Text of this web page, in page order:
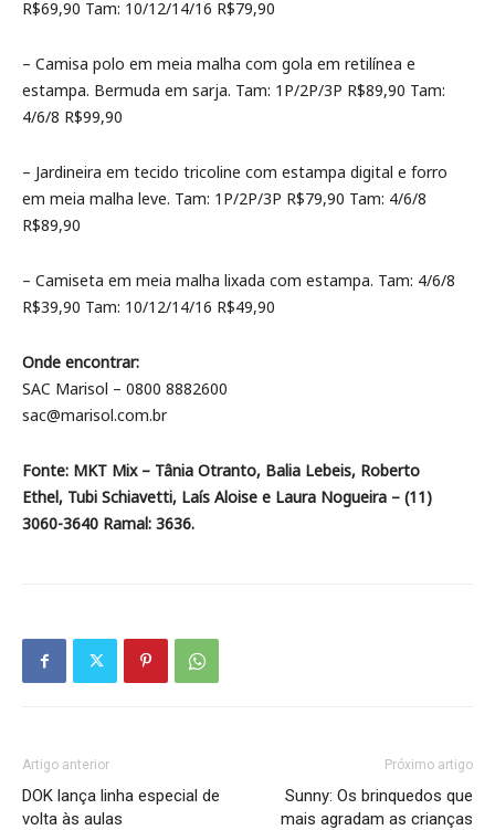
R$69,90 Tam: 10/12/14/16 R$79,90
– Camisa polo em meia malha com gola em retilínea e
estampa. Bermuda em sarja. Tam: 1P/2P/3P R$89,90 Tam:
4/6/8 R$99,90
– Jardineira em tecido tricoline com estampa digital e forro
em meia malha leve. Tam: 1P/2P/3P R$79,90 Tam: 4/6/8
R$89,90
– Camiseta em meia malha lixada com estampa. Tam: 4/6/8
R$39,90 Tam: 10/12/14/16 R$49,90
Onde encontrar:
SAC Marisol – 0800 8882600
sac@marisol.com.br
Fonte: MKT Mix – Tânia Otranto, Balia Lebeis, Roberto
Ethel, Tubi Schiavetti, Laís Aloise e Laura Nogueira – (11)
3060-3640 Ramal: 3636.
Artigo anterior
DOK lança linha especial de
volta às aulas
Próximo artigo
Sunny: Os brinquedos que
mais agradam as crianças